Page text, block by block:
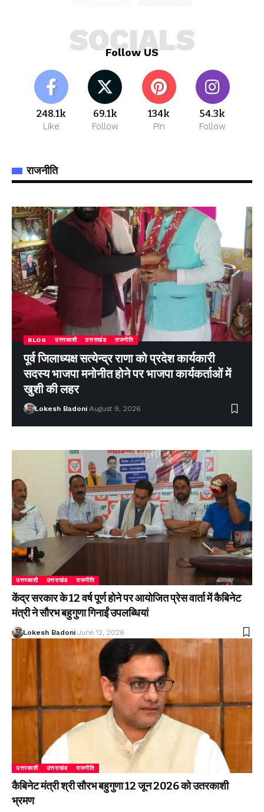
Follow US
SOCIALS
248.1k
Like
69.1k
Follow
134k
Pin
54.3k
Follow
राजनीति
BLOG उत्तरकाशी उत्तराखंड राजनीति
पूर्व जिलाध्यक्ष सत्येन्द्र राणा को प्रदेश कार्यकारी
सदस्य भाजपा मनोनीत होने पर भाजपा कार्यकर्ताओं में
खुशी की लहर
Lokesh Badoni August 9, 2026
उत्तरकाशी उत्तराखंड राजनीति
केंद्र सरकार के 12 वर्ष पूर्ण होने पर आयोजित प्रेस वार्ता में कैबिनेट
मंत्री ने सौरभ बहुगुणा गिनाईं उपलब्धियां
Lokesh Badoni June 12, 2026
उत्तरकाशी उत्तराखंड राजनीति
कैबिनेट मंत्री श्री सौरभ बहुगुणा 12 जून 2026 को उतरकाशी
भ्रमण